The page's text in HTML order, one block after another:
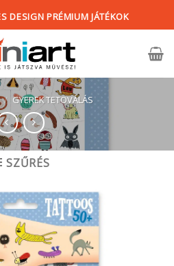
DESIGN PRÉMIUM JÁTÉKOK
/ GYEREK TETOVÁLÁS
SZŰRÉS